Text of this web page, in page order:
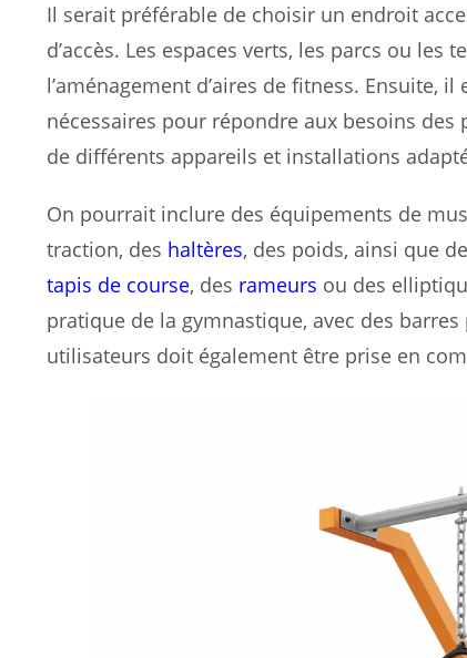
Il serait préférable de choisir un endroit
d’accès. Les espaces verts, les parcs ou
l’aménagement d’aires de fitness.
nécessaires pour répondre aux besoins
de différents appareils et installations
On pourrait inclure des équipements de
traction, des haltères, des poids, ainsi que
tapis de course, des rameurs ou des
pratique de la gymnastique, avec des
utilisateurs doit également être prise en